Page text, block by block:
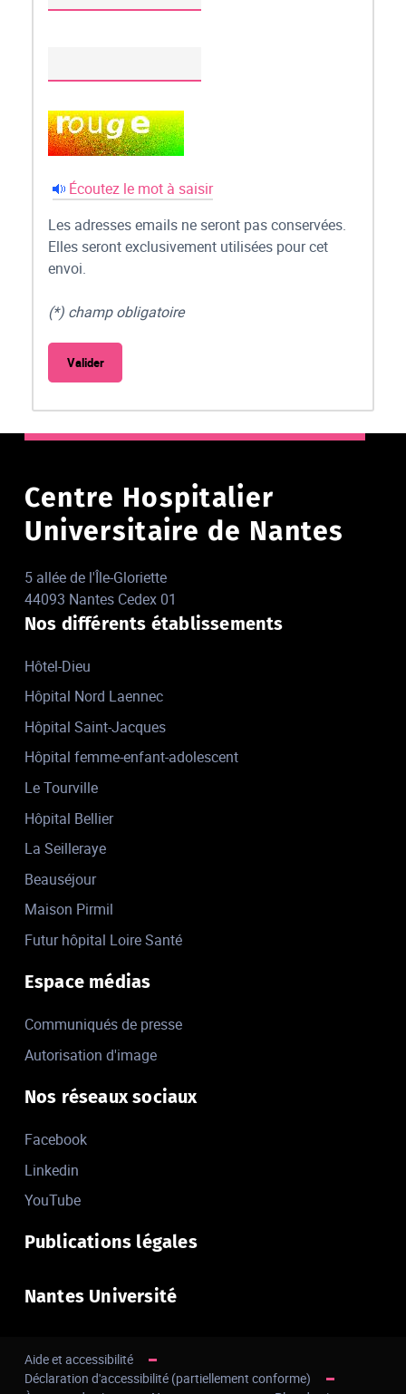
Écoutez le mot à saisir
Les adresses emails ne seront pas conservées.
Elles seront exclusivement utilisées pour cet
envoi.
(*) champ obligatoire
Centre Hospitalier
Universitaire de Nantes
5 allée de l'Île-Gloriette
44093 Nantes Cedex 01
Nos différents établissements
Hôtel-Dieu
Hôpital Nord Laennec
Hôpital Saint-Jacques
Hôpital femme-enfant-adolescent
Le Tourville
Hôpital Bellier
La Seilleraye
Beauséjour
Maison Pirmil
Futur hôpital Loire Santé
Espace médias
Communiqués de presse
Autorisation d'image
Nos réseaux sociaux
Facebook
Linkedin
YouTube
Publications légales
Nantes Université
Aide et accessibilité
Déclaration d'accessibilité (partiellement conforme)